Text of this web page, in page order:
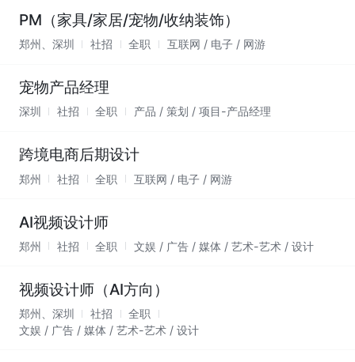
PM（家具/家居/宠物/收纳装饰）
郑州、深圳 社招 全职 互联网 / 电子 / 网游
宠物产品经理
深圳 社招 全职 产品 / 策划 / 项目-产品经理
跨境电商后期设计
郑州 社招 全职 互联网 / 电子 / 网游
AI视频设计师
郑州 社招 全职 文娱 / 广告 / 媒体 / 艺术-艺术 / 设计
视频设计师（AI方向）
郑州、深圳 社招
全职
文娱 / 广告 / 媒体 / 艺术-艺术 / 设计